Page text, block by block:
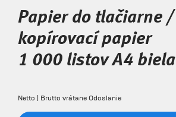
Papier do tlačiarne /
kopírovací papier
1 000 listov A4 biela
Netto | Brutto vrátane Odoslanie